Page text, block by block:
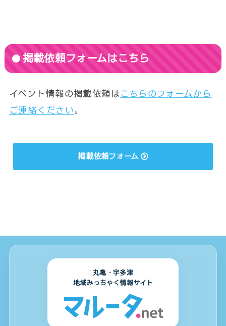
掲載依頼フォームはこちら
イベント情報の掲載依頼は こちらのフォームから
ご連絡ください。
掲載依頼フォーム
丸亀・宇多津
地域みっちゃく情報サイト